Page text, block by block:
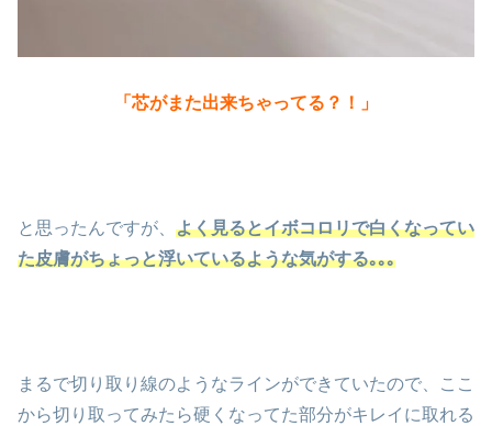
「芯がまた出来ちゃってる？！」
と思ったんですが、 よく見るとイボコロリで白くなってい
た皮膚がちょっと浮いているような気がする｡｡｡
まるで切り取り線のようなラインができていたので、ここ
から切り取ってみたら硬くなってた部分がキレイに取れる